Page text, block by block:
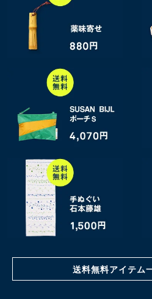
送料無料アイテム